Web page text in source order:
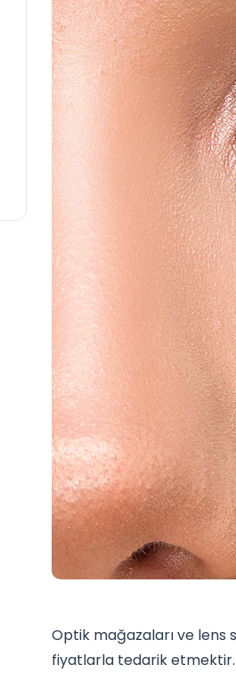
Optik mağazaları ve lens
fiyatlarla tedarik